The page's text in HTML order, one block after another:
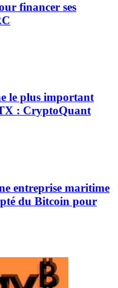
financer ses
le plus important
: CryptoQuant
entreprise maritime
du Bitcoin pour